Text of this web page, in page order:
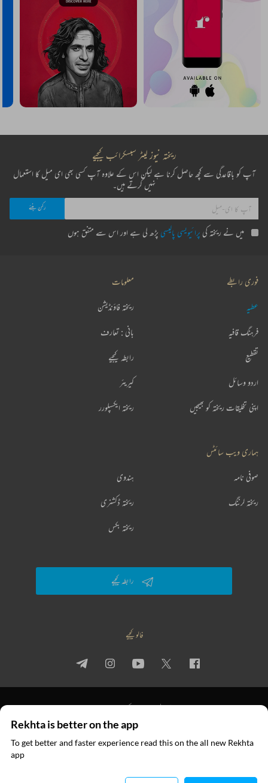
ریختہ نیوز لیٹر سبسکرائب کیجیے
آپ کو باقاعدگی سے کچھ حاصل کرنا ہے لیکن اس کے علاوہ آپ کسی بھی ای میل کا استعمال
نہیں کرتے ہیں۔
میں نے ریختہ کی پرائیویسی پالیسی پڑھ لی ہے اور اس سے متفق ہوں
فوری رابطے
عطیہ
فرہنگ قافیہ
تقطیع
اردو وسائل
اپنی تخلیقات ریختہ کو بھیجیں
معلومات
ریختہ فاؤنڈیشن
بانی : تعارف
رابطہ کیجیے
کیریئر
ریختہ ایکسپلورر
ہماری ویب سائٹس
ہندوی صوفی نامہ
ریختہ ڈکشنری ریختہ لرننگ
ریختہ بکس
رابطہ کیجیے
فالو کیجیے
© 2026 Rekhta™ Foundation. All rights reserved.
Rekhta is better on the app
To get better and faster experience read this on the all new Rekhta
app